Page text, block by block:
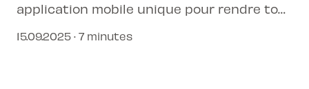
application mobile unique pour rendre ton
adapté à ton rythme. C'est le permis,
15.09.2025 · 7 minutes